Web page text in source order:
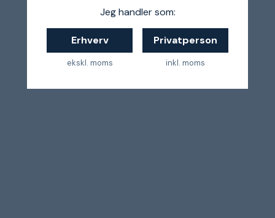
Jeg handler som:
Erhverv
ekskl. moms
Privatperson
inkl. moms